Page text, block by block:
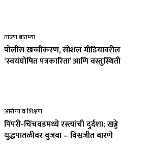
ताज्या बातम्या
पोलीस खच्चीकरण, सोशल मीडियावरील
‘स्वयंघोषित पत्रकारिता’ आणि वस्तुस्थिती
आरोग्य व शिक्षण
पिंपरी-चिंचवडमध्ये रस्त्यांची दुर्दशा; खड्डे
युद्धपातळीवर बुजवा – विश्वजीत बारणे